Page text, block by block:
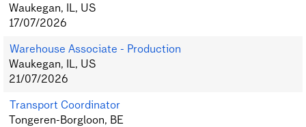
Waukegan, IL, US
17/07/2026
Warehouse Associate - Production
Waukegan, IL, US
21/07/2026
Transport Coordinator
Tongeren-Borgloon, BE